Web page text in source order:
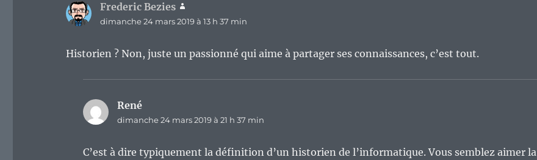
Frederic Bezies
dimanche 24 mars 2019 à 13 h 37 min
Historien ? Non, juste un passionné qui aime à partager ses connaissances, c’est tout.
René
dimanche 24 mars 2019 à 21 h 37 min
C’est à dire typiquement la définition d’un historien de l’informatique. Vous semblez aimer la